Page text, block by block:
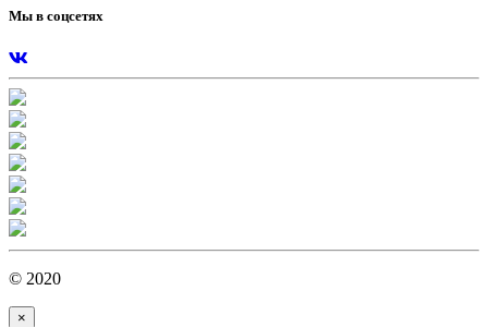
Мы в соцсетях
© 2020
×